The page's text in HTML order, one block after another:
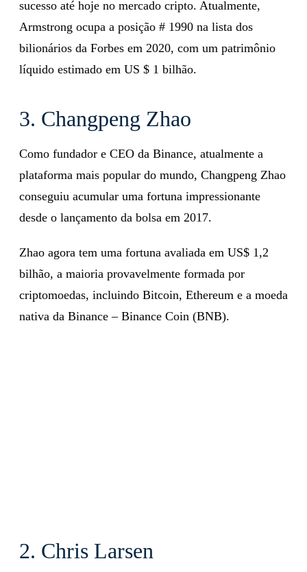
sucesso até hoje no mercado cripto. Atualmente,
Armstrong ocupa a posição # 1990 na lista dos
bilionários da Forbes em 2020, com um patrimônio
líquido estimado em US $ 1 bilhão.
3. Changpeng Zhao
Como fundador e CEO da Binance, atualmente a
plataforma mais popular do mundo, Changpeng Zhao
conseguiu acumular uma fortuna impressionante
desde o lançamento da bolsa em 2017.
Zhao agora tem uma fortuna avaliada em US$ 1,2
bilhão, a maioria provavelmente formada por
criptomoedas, incluindo Bitcoin, Ethereum e a moeda
nativa da Binance – Binance Coin (BNB).
2. Chris Larsen